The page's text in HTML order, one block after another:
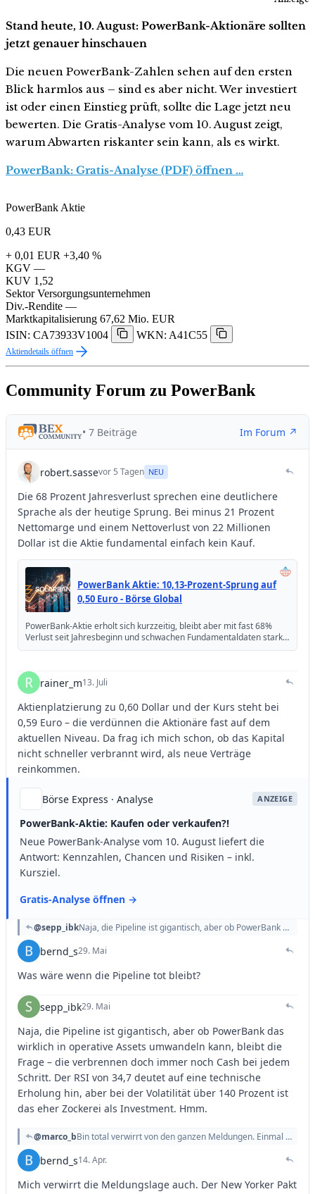
Stand heute, 10. August: PowerBank-Aktionäre sollten
jetzt genauer hinschauen
Die neuen PowerBank-Zahlen sehen auf den ersten
Blick harmlos aus – sind es aber nicht. Wer investiert
ist oder einen Einstieg prüft, sollte die Lage jetzt neu
bewerten. Die Gratis-Analyse vom 10. August zeigt,
warum Abwarten riskanter sein kann, als es wirkt.
PowerBank: Gratis-Analyse (PDF) öffnen …
PowerBank Aktie
0,43 EUR
+ 0,01 EUR +3,40 %
KGV —
KUV 1,52
Sektor Versorgungsunternehmen
Div.-Rendite —
Marktkapitalisierung 67,62 Mio. EUR
ISIN: CA73933V1004
WKN: A41C55
Aktiendetails öffnen
Community Forum zu PowerBank